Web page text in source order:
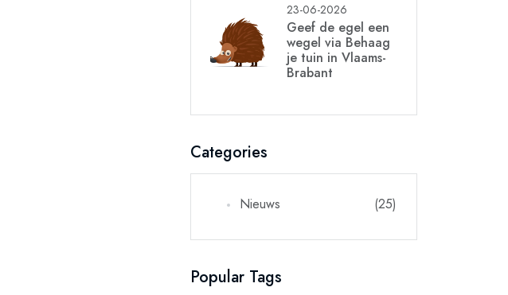
23-06-2026
Geef de egel een
wegel via Behaag
je tuin in Vlaams-
Brabant
Categories
Nieuws (25)
Popular Tags